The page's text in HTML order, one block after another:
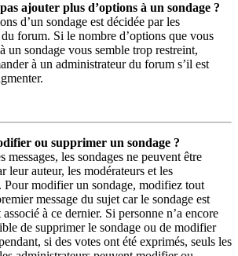
ajouter plus d’options à un sondage ?
d’un sondage est décidée par les
forum. Si le nombre d’options que vous
un sondage vous semble trop restreint,
à un administrateur du forum s’il est
ou supprimer un sondage ?
messages, les sondages ne peuvent être
leur auteur, les modérateurs et les
Pour modifier un sondage, modifiez tout
message du sujet car le sondage est
à ce dernier. Si personne n’a encore
de supprimer le sondage ou de modifier
si des votes ont été exprimés, seuls les